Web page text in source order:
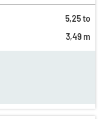
5,25 to
3,49 m